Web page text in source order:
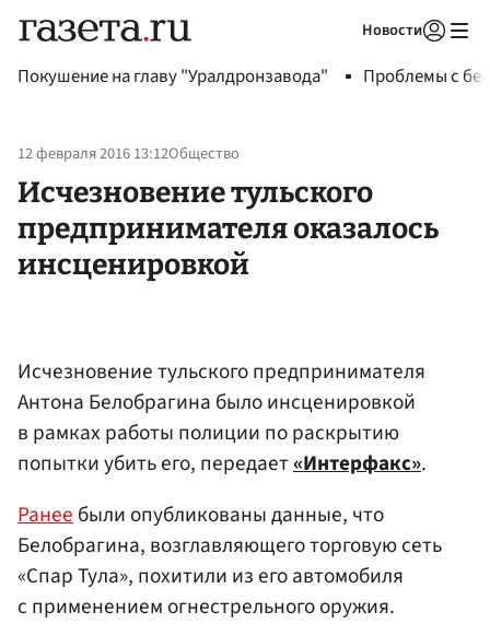
Новости
Покушение на главу "Уралдронзавода" Проблемы с
12 февраля 2016 13:12Общество
Исчезновение тульского
предпринимателя оказалось
инсценировкой
Исчезновение тульского предпринимателя
Антона Белобрагина было инсценировкой
в рамках работы полиции по раскрытию
попытки убить его, передает«Интерфакс».
Ранеебыли опубликованы данные, что
Белобрагина, возглавляющего торговую сеть
«Спар Тула», похитили из его автомобиля
с применением огнестрельного оружия.